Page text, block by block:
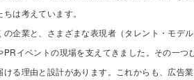
は考えています。
企業と、さまざまな表現者（タレント・モデ
イベントの現場を支えてきました。その一つ
る理由と設計があります。
これからも、広告